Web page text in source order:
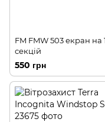
FM FMW 503 екран на
секцій
550 грн